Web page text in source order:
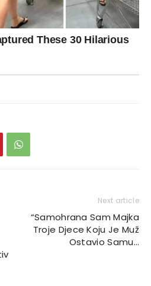
Next article
“Samohrana Sam Majka
Troje Djece Koju Je Muž
Ostavio Samu…